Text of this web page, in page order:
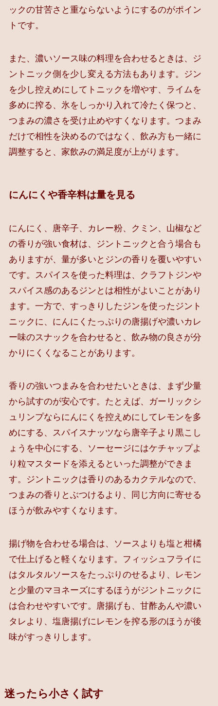
ックの甘苦さと重ならないようにするのがポイン
トです。
また、濃いソース味の料理を合わせるときは、ジ
ントニック側を少し変える方法もあります。ジン
を少し控えめにしてトニックを増やす、ライムを
多めに搾る、氷をしっかり入れて冷たく保つと、
つまみの濃さを受け止めやすくなります。つまみ
だけで相性を決めるのではなく、飲み方も一緒に
調整すると、家飲みの満足度が上がります。
にんにくや香辛料は量を見る
にんにく、唐辛子、カレー粉、クミン、山椒など
の香りが強い食材は、ジントニックと合う場合も
ありますが、量が多いとジンの香りを覆いやすい
です。スパイスを使った料理は、クラフトジンや
スパイス感のあるジンとは相性がよいことがあり
ます。一方で、すっきりしたジンを使ったジント
ニックに、にんにくたっぷりの唐揚げや濃いカレ
ー味のスナックを合わせると、飲み物の良さが分
かりにくくなることがあります。
香りの強いつまみを合わせたいときは、まず少量
から試すのが安心です。たとえば、ガーリックシ
ュリンプならにんにくを控えめにしてレモンを多
めにする、スパイスナッツなら唐辛子より黒こし
ょうを中心にする、ソーセージにはケチャップよ
り粒マスタードを添えるといった調整ができま
す。ジントニックは香りのあるカクテルなので、
つまみの香りとぶつけるより、同じ方向に寄せる
ほうが飲みやすくなります。
揚げ物を合わせる場合は、ソースよりも塩と柑橘
で仕上げると軽くなります。フィッシュフライに
はタルタルソースをたっぷりのせるより、レモン
と少量のマヨネーズにするほうがジントニックに
は合わせやすいです。唐揚げも、甘酢あんや濃い
タレより、塩唐揚げにレモンを搾る形のほうが後
味がすっきりします。
迷ったら小さく試す